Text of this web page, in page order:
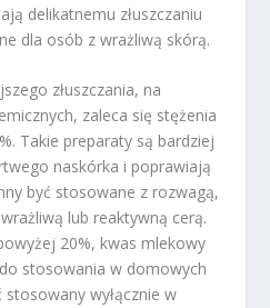
delikatnemu złuszczaniu
dla osób z wrażliwą skórą.
złuszczania, na
zaleca się stężenia
Takie preparaty są bardziej
naskórka i poprawiają
być stosowane z rozwagą,
lub reaktywną cerą.
20%, kwas mlekowy
stosowania w domowych
wyłącznie w